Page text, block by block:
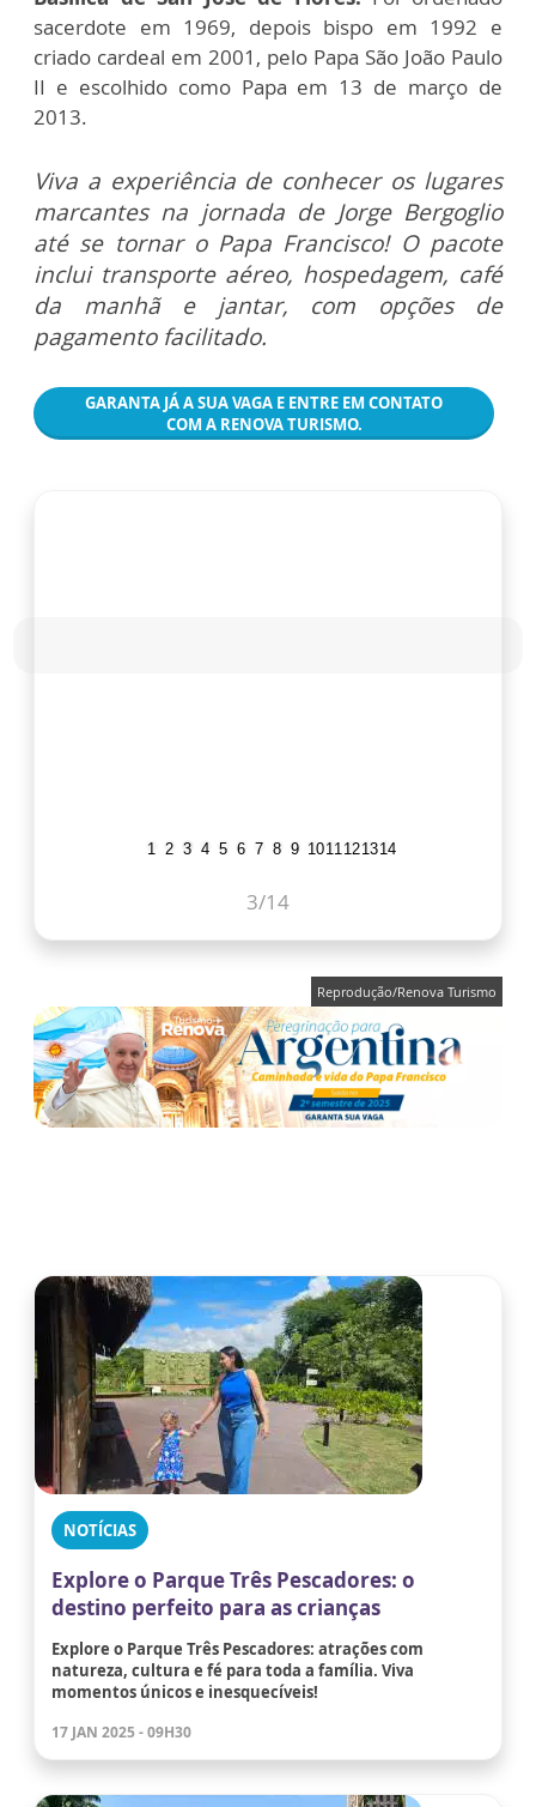
sacerdote em 1969, depois bispo em 1992 e
criado cardeal em 2001, pelo Papa São João Paulo
II e escolhido como Papa em 13 de março de
2013.
Viva a experiência de conhecer os lugares
marcantes na jornada de Jorge Bergoglio
até se tornar o Papa Francisco! O pacote
inclui transporte aéreo, hospedagem, café
da manhã e jantar, com opções de
pagamento facilitado.
GARANTA JÁ A SUA VAGA E ENTRE EM CONTATO
COM A RENOVA TURISMO.
1 2 3 4 5 6 7 8 9 1011 121314
3/14
Reprodução/Renova Turismo
NOTÍCIAS
Explore o Parque Três Pescadores: o
destino perfeito para as crianças
Explore o Parque Três Pescadores: atrações com
natureza, cultura e fé para toda a família. Viva
momentos únicos e inesquecíveis!
17 JAN 2025 - 09H30